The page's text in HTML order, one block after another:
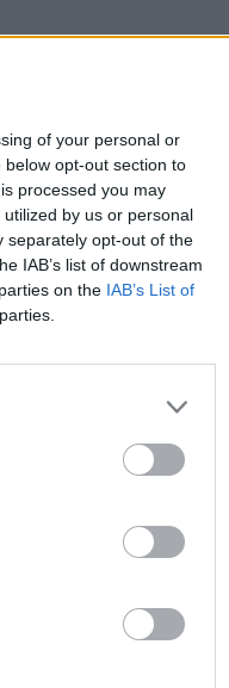
of your personal or
opt-out section to
processed you may
by us or personal
separately opt-out of the
IAB’s list of downstream
on the IAB’s List of